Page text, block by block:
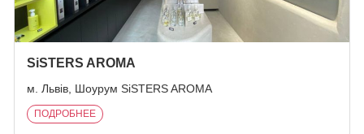
SiSTERS AROMA
м. Львів, Шоурум SiSTERS AROMA
ПОДРОБНЕЕ